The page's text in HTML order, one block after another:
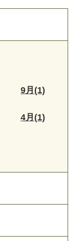
9月(1)
4月(1)